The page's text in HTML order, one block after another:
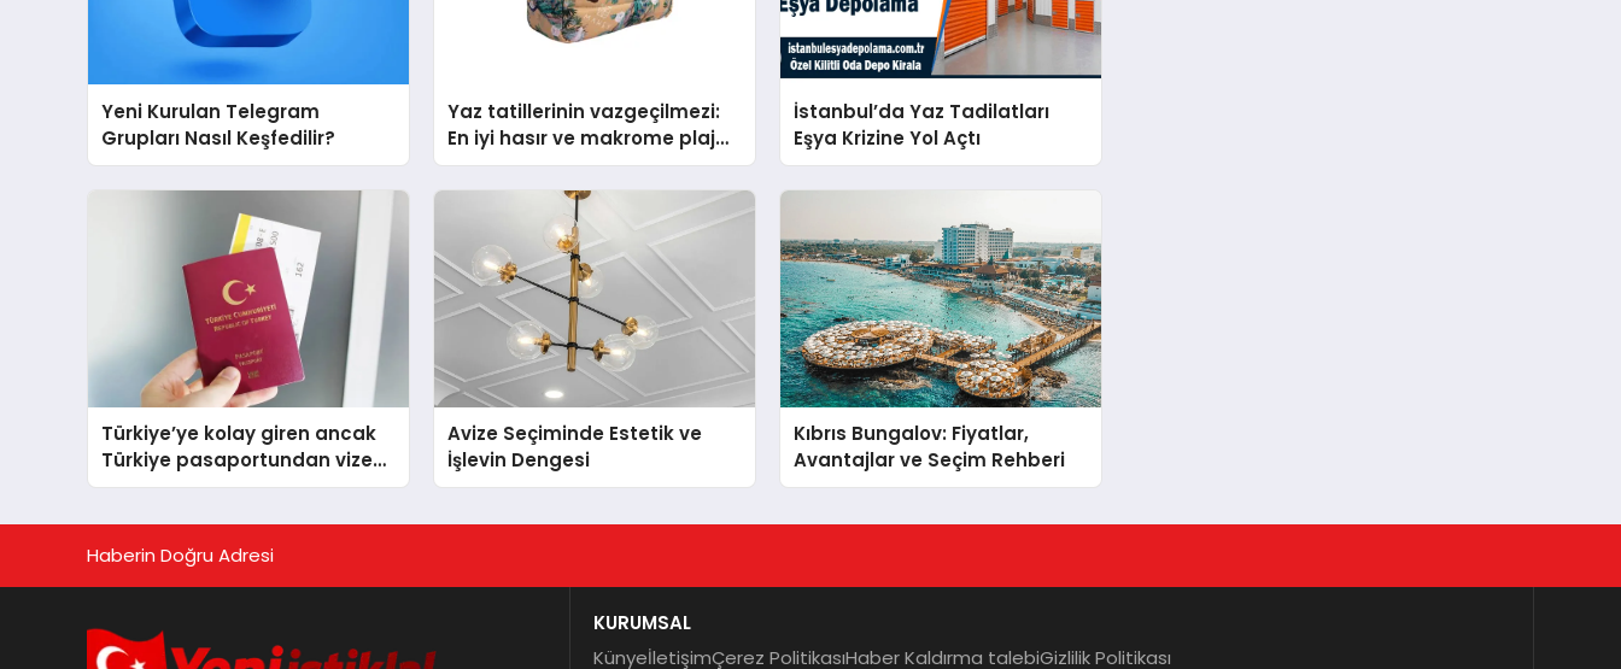
Yeni Kurulan Telegram
Grupları Nasıl Keşfedilir?
Yaz tatillerinin vazgeçilmezi:
En iyi hasır ve makrome plaj
çantası tavsiyeleri
İstanbul’da Yaz Tadilatları
Eşya Krizine Yol Açtı
Türkiye’ye kolay giren ancak
Türkiye pasaportundan vize
isteyen ülkeler hangileri?
Avize Seçiminde Estetik ve
İşlevin Dengesi
Kıbrıs Bungalov: Fiyatlar,
Avantajlar ve Seçim Rehberi
Haberin Doğru Adresi
KURUMSAL
KünyeİletişimÇerez PolitikasıHaber Kaldırma talebiGizlilik Politikası